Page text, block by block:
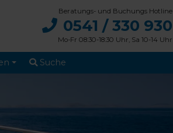
Beratungs- und Buchungs Hotline
0541 / 330 930
Mo-Fr 08:30-18:30 Uhr, Sa 10-14 Uhr
Suche